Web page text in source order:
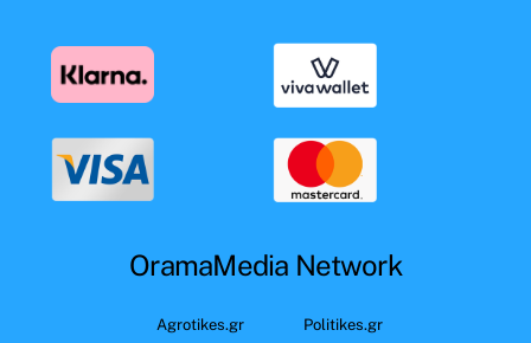
OramaMedia Network
Agrotikes.gr Politikes.gr